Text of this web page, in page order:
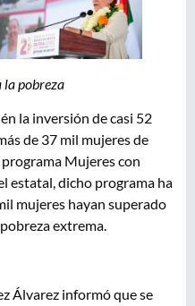
la pobreza
la inversión de casi 52
de 37 mil mujeres de
Mujeres con
estatal, dicho programa ha
mujeres hayan superado
extrema.
Álvarez informó que se